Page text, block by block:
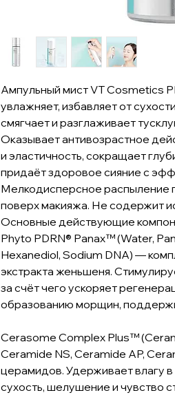
Ампульный мист VT Cosmetics
увлажняет, избавляет от
смягчает и разглаживает
Оказывает антивозрастное
и эластичность, сокращает
придаёт здоровое сияние с
Мелкодисперсное распыление
поверх макияжа. Не содержит
Основные действующие
Phyto PDRN® Panax™ (Water,
Hexanediol, Sodium DNA) —
экстракта женьшеня.
за счёт чего ускоряет
образованию морщин,
Cerasome Complex Plus™
Ceramide NS, Ceramide AP,
церамидов. Удерживает влагу
сухость, шелушение и чувство